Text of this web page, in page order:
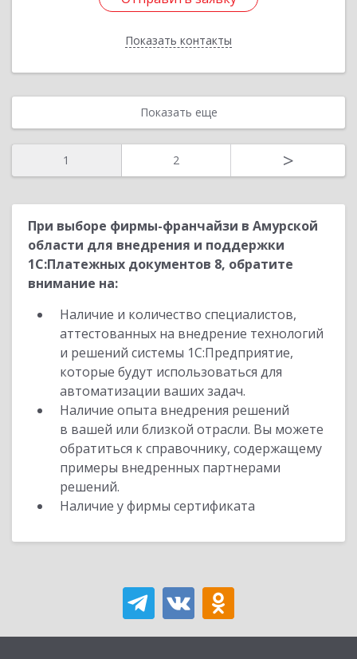
Показать контакты
Назад
Показать еще
1 2 >
При выборе фирмы-франчайзи в Амурской
области для внедрения и поддержки
1С:Платежных документов 8, обратите
внимание на:
Наличие и количество специалистов,
аттестованных на внедрение технологий
и решений системы 1С:Предприятие,
которые будут использоваться для
автоматизации ваших задач.
Наличие опыта внедрения решений
в вашей или близкой отрасли. Вы можете
обратиться к справочнику, содержащему
примеры внедренных партнерами
решений.
Наличие у фирмы сертификата